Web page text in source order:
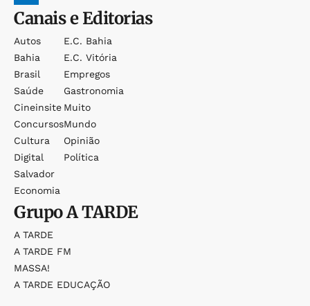
Canais e Editorias
Autos
Bahia
Brasil
Saúde
Cineinsite
Concursos
Cultura
Digital
Salvador
Economia
E.c. Bahia
E.c. Vitória
Empregos
Gastronomia
Muito
Mundo
Opinião
Política
GrupoA TARDE
A TARDE
A TARDE FM
MASSA!
A TARDE EDUCAÇÃO